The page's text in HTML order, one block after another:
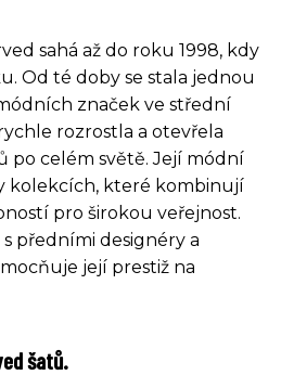
sahá až do roku 1998, kdy
Od té doby se stala jednou
značek ve střední
rozrostla a otevřela
po celém světě. Její módní
kolekcích, které kombinují
pro širokou veřejnost.
předními designéry a
její prestiž na
šatů.